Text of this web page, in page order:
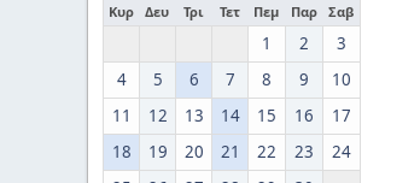
Κυρ Δευ Τρι Τετ Πεμ Παρ Σαβ
1 2
3
4
5 6 7 8 9
10
11
12 13 14 15 16
17
18
19 20 21 22 23
24